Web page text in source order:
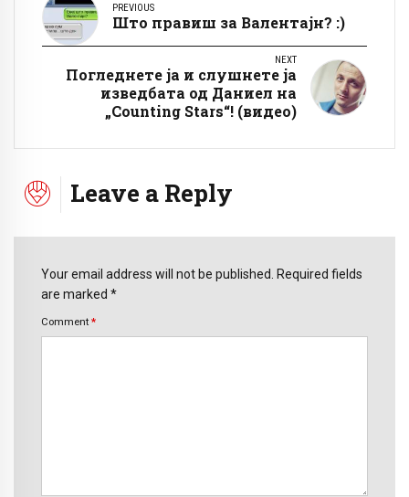
PREVIOUS
Што правиш за Валентајн? :)
NEXT
Погледнете ја и слушнете ја
изведбата од Даниел на
„Counting Stars“! (видео)
Leave a Reply
Your email address will not be published. Required fields
are marked *
Comment *